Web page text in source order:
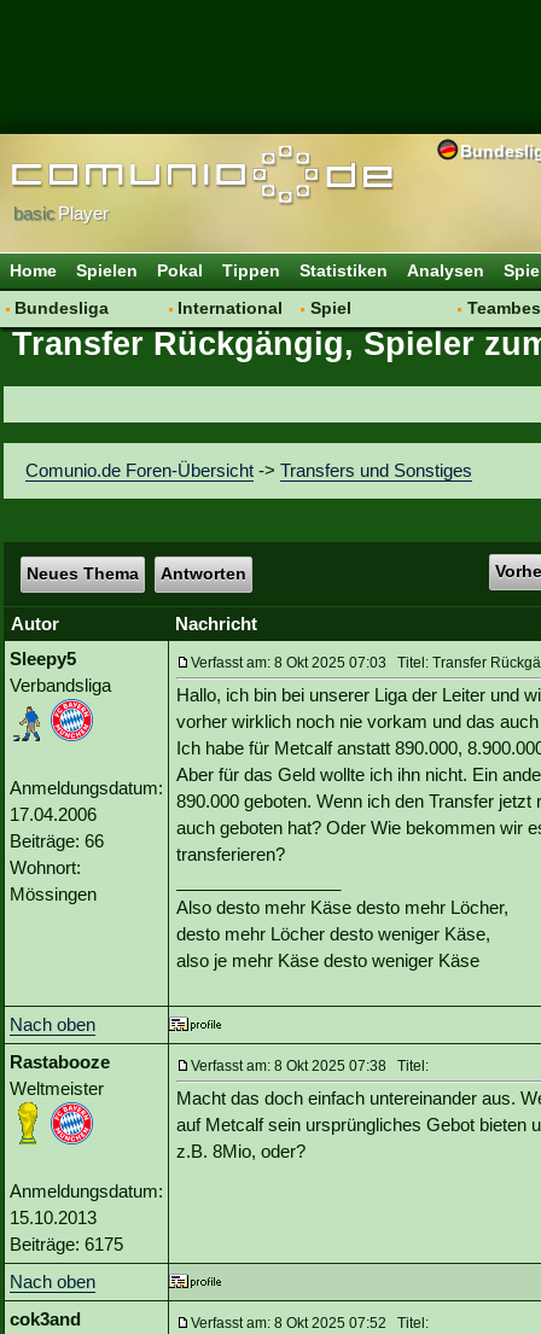
basicPlayer
Home Spielen Pokal Tippen Statistiken Analysen
Bundesliga
Hot News
Vereinsdiskussion
Vereinsfragen
International
Vereine
Spiel
Regeln & Tipps
Transfer Rückgängig, Spieler
Comunio.de Foren-Übersicht ->Transfers und Sonstiges
Neues Thema Antworten
Autor
Nachricht
Sleepy5
Verbandsliga
Anmeldungsdatum:
17.04.2006
Beiträge: 66
Wohnort:
Mössingen
Verfasst am: 8 Okt 2025 07:03 Titel: Transfer
Hallo, ich bin bei unserer Liga der Leiter und
vorher wirklich noch nie vorkam und das
Ich habe für Metcalf anstatt 890.000,
Aber für das Geld wollte ich ihn nicht. Ein
890.000 geboten. Wenn ich den Transfer
auch geboten hat? Oder Wie bekommen wir
transferieren?
Also desto mehr Käse desto mehr Löcher,
desto mehr Löcher desto weniger Käse,
also je mehr Käse desto weniger Käse
Nach oben
Rastabooze
Weltmeister
Anmeldungsdatum:
15.10.2013
Beiträge: 6175
Verfasst am: 8 Okt 2025 07:38 Titel:
Macht das doch einfach untereinander aus.
auf Metcalf sein ursprüngliches Gebot bieten
z.B. 8Mio, oder?
Nach oben
cok3and
Verfasst am: 8 Okt 2025 07:52 Titel: